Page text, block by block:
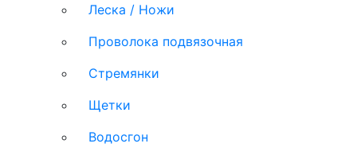
Леска / Ножи
Проволока подвязочная
Стремянки
Щетки
Водосгон